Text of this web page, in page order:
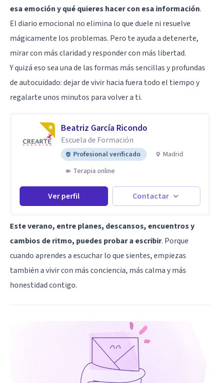
esa emoción y qué quieres hacer con esa información.
El diario emocional no elimina lo que duele ni resuelve
mágicamente los problemas. Pero te ayuda a detenerte,
mirar con más claridad y responder con más libertad.
Y quizá eso sea una de las formas más sencillas y profundas
de autocuidado: dejar de vivir hacia fuera todo el tiempo y
regalarte unos minutos para volver a ti.
Beatriz García Ricondo
Escuela de Formación
Profesional verificado
Madrid
Terapia online
Ver perfil Contactar
Este verano, entre planes, descansos, encuentros y
cambios de ritmo, puedes probar a escribir. Porque
cuando aprendes a escuchar lo que sientes, empiezas
también a vivir con más conciencia, más calma y más
honestidad contigo.